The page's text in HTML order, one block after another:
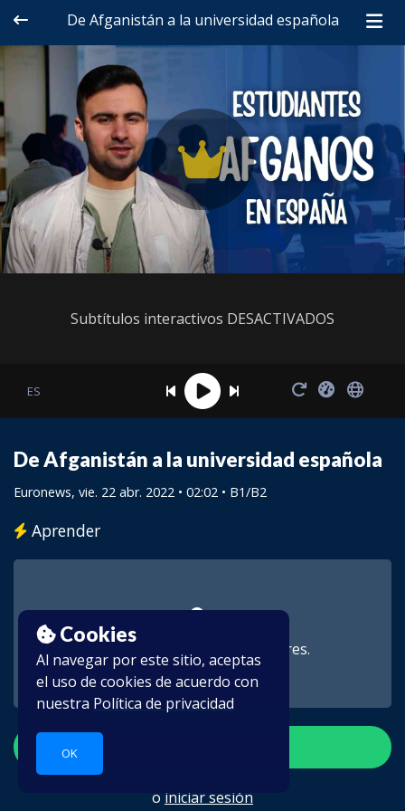
Cookies
Al navegar por este sitio, aceptas
el uso de cookies de acuerdo con
nuestra Política de privacidad
OK
De Afganistán a la universidad española
Subtítulos interactivos DESACTIVADOS
ES
De Afganistán a la universidad española
Euronews, vie. 22 abr. 2022 • 02:02 • B1/B2
Aprender
Este vídeo es para suscriptores.
o iniciar sesión